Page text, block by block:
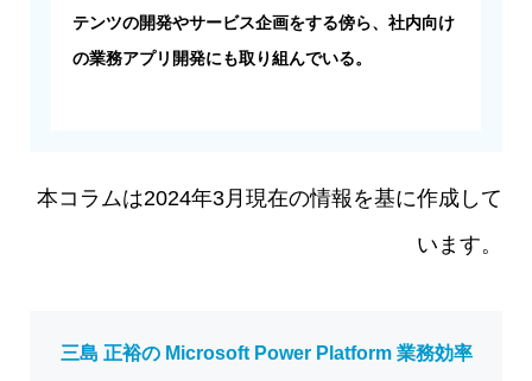
テンツの開発やサービス企画をする傍ら、社内向け
の業務アプリ開発にも取り組んでいる。
本コラムは2024年3月現在の情報を基に作成して
います。
三島 正裕の Microsoft Power Platform 業務効率